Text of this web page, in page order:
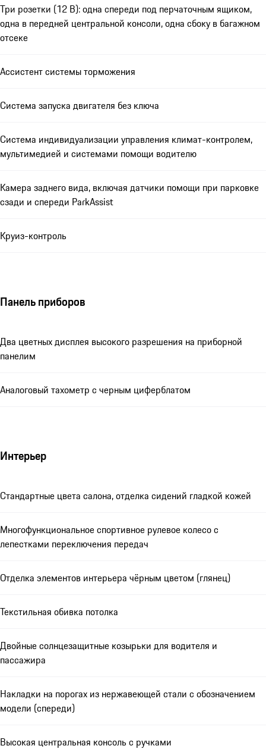
Три розетки (12 В): одна спереди под перчаточным ящиком,
одна в передней центральной консоли, одна сбоку в багажном
отсеке
Ассистент системы торможения
Система запуска двигателя без ключа
Система индивидуализации управления климат-контролем,
мультимедией и системами помощи водителю
Камера заднего вида, включая датчики помощи при парковке
сзади и спереди ParkAssist
Круиз-контроль
Панель приборов
Два цветных дисплея высокого разрешения на приборной
панелим
Аналоговый тахометр с черным циферблатом
Интерьер
Стандартные цвета салона, отделка сидений гладкой кожей
Многофункциональное спортивное рулевое колесо с
лепестками переключения передач
Отделка элементов интерьера чёрным цветом (глянец)
Текстильная обивка потолка
Двойные солнцезащитные козырьки для водителя и
пассажира
Накладки на порогах из нержавеющей стали с обозначением
модели (спереди)
Высокая центральная консоль с ручками